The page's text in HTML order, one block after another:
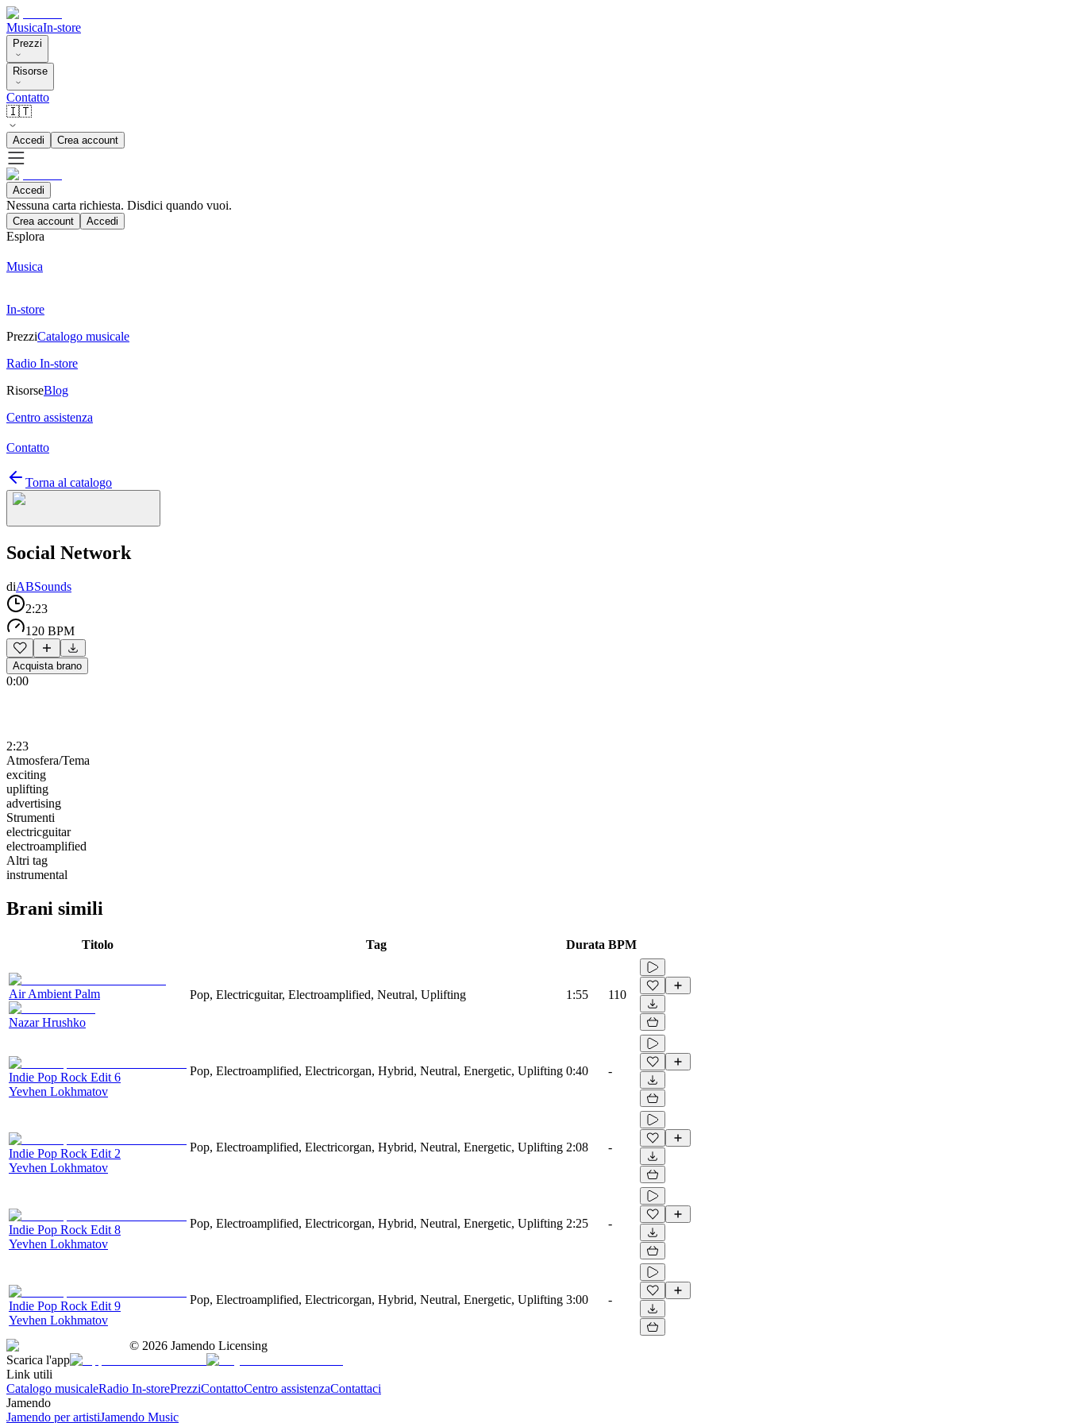
MusicaIn-store
Prezzi
Risorse
Contatto
🇮🇹
Accedi Crea account
Accedi
Nessuna carta richiesta. Disdici quando vuoi.
Crea account Accedi
Esplora
Musica
In-store
PrezziCatalogo musicale
Radio In-store
RisorseBlog
Centro assistenza
Contatto
Torna al catalogo
Social Network
diABSounds
2:23
120 BPM
Acquista brano
0:00
2:23
Atmosfera/Tema
exciting
uplifting
advertising
Strumenti
electricguitar
electroamplified
Altri tag
instrumental
Brani simili
Titolo Tag Durata BPM
Air Ambient Palm
Nazar Hrushko
Pop, Electricguitar, Electroamplified, Neutral, Uplifting 1:55 110
Indie Pop Rock Edit 6
Yevhen Lokhmatov
Pop, Electroamplified, Electricorgan, Hybrid, Neutral, Energetic, Uplifting 0:40 -
Indie Pop Rock Edit 2
Yevhen Lokhmatov
Pop, Electroamplified, Electricorgan, Hybrid, Neutral, Energetic, Uplifting 2:08 -
Indie Pop Rock Edit 8
Yevhen Lokhmatov
Pop, Electroamplified, Electricorgan, Hybrid, Neutral, Energetic, Uplifting 2:25 -
Indie Pop Rock Edit 9
Yevhen Lokhmatov
Pop, Electroamplified, Electricorgan, Hybrid, Neutral, Energetic, Uplifting 3:00 -
© 2026 Jamendo Licensing
Scarica l'app
Link utili
Catalogo musicaleRadio In-storePrezziContattoCentro assistenzaContattaci
Jamendo
Jamendo per artistiJamendo Music